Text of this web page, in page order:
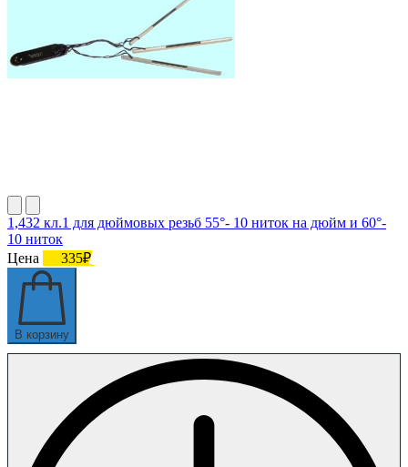
1,432 кл.1 для дюймовых резьб 55°- 10 ниток на дюйм и 60°-
10 ниток
Цена
335₽
В корзину